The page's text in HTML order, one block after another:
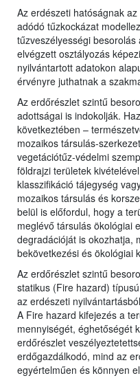
Az erdészeti hatóságnak
adódó tűzkockázat
tűzveszélyességi
elvégzett osztályozás
nyilvántartott adatokon
érvényre juthatnak a
Az erdőrészlet szintű
adottságai is indokolják.
következtében –
mozaikos társulás-
vegetációtűz-védelmi
földrajzi területek
klasszifikáció tájegység
mozaikos társulás és
belül is előfordul, hogy a
meglévő társulás ökológiai
degradációját is okozhatja,
bekövetkezési és ökológiai
Az erdőrészlet szintű
statikus (Fire hazard)
az erdészeti
A Fire hazard kifejezés a
mennyiségét, éghetőségét
erdőrészlet
erdőgazdálkodó, mind az
egyértelműen és könnyen